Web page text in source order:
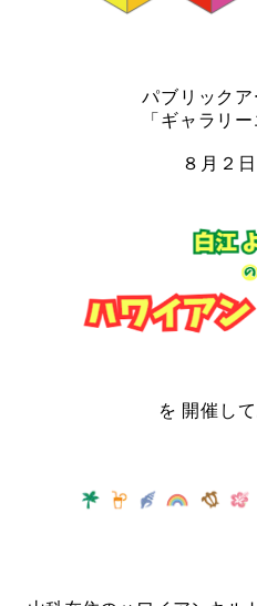
パブリック
「ギャラリ
８月２
を 開催し